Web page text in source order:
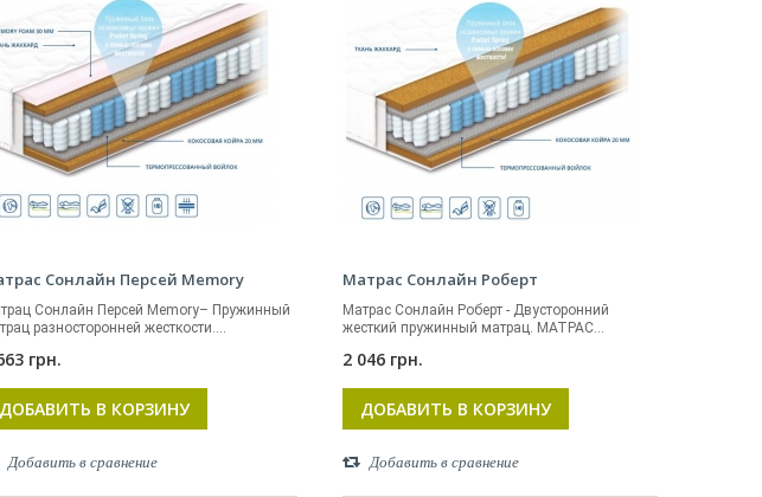
Сонлайн Персей Memory
Сонлайн Персей Memory– Пружинный
разносторонней жесткости....
грн.
ДОБАВИТЬ В КОРЗИНУ
Добавить в сравнение
Матрас Сонлайн Роберт
Матрас Сонлайн Роберт - Двусторонний
жесткий пружинный матрац. МАТРАС...
2 046 грн.
ДОБАВИТЬ В КОРЗИНУ
Добавить в сравнение